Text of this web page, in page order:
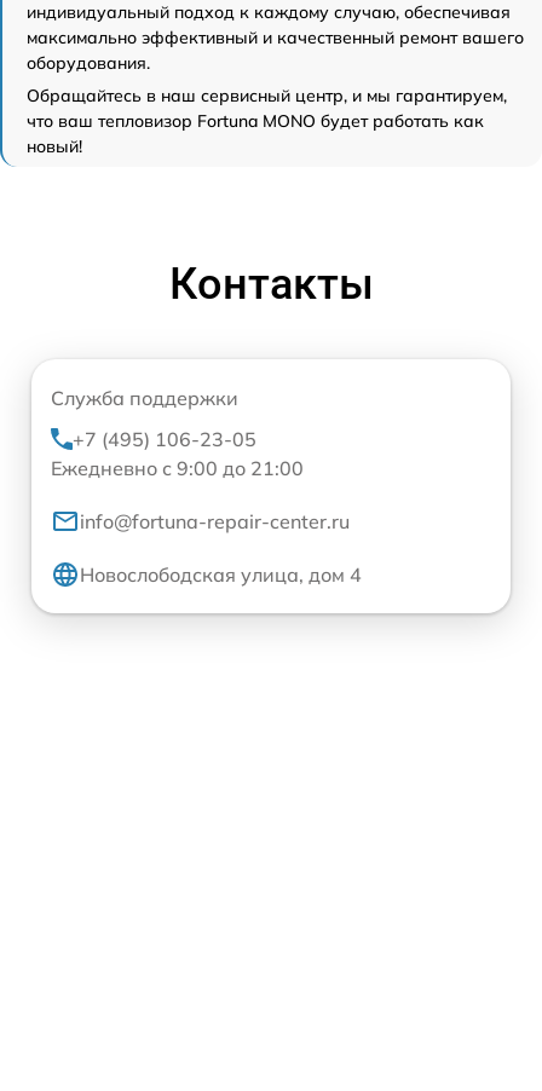
индивидуальный подход к каждому случаю, обеспечивая
максимально эффективный и качественный ремонт вашего
оборудования.
Обращайтесь в наш сервисный центр, и мы гарантируем,
что ваш тепловизор Fortuna MONO будет работать как
новый!
Контакты
Служба поддержки
+7 (495) 106-23-05
Ежедневно с 9:00 до 21:00
info@fortuna-repair-center.ru
Новослободская улица, дом 4